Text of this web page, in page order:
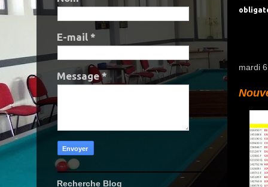
mardi
E-mail *
Message*
Recherche Blog